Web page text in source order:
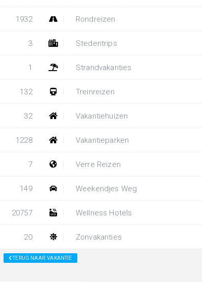
1932
3
1
132
32
1228
7
149
20757
20
Rondreizen
Stedentrips
Strandvakanties
Treinreizen
Vakantiehuizen
Vakantieparken
Verre Reizen
Weekendjes Weg
Wellness Hotels
Zonvakanties
TERUG NAAR: VAKANTIE